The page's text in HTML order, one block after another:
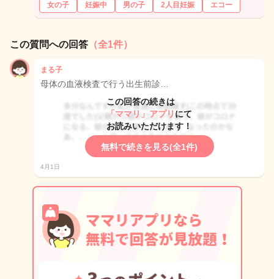
女の子
妊娠中 男の子 2人目妊娠 エコー
この質問への回答 （全1件）
まる子
母体の血液検査で行う出生前診…
この回答の続きは
「ママリ」アプリ にて
お読みいただけます！
無料で続きを見る(全1件)
4月1日